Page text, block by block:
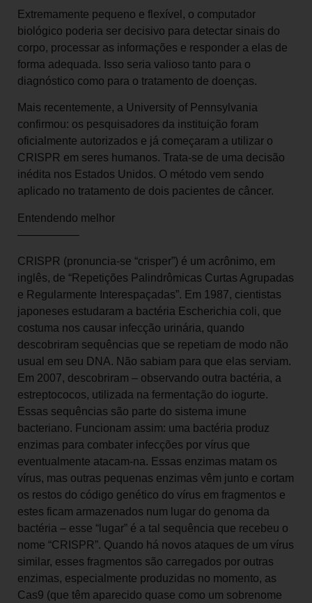
Extremamente pequeno e flexível, o computador
biológico poderia ser decisivo para detectar sinais do
corpo, processar as informações e responder a elas de
forma adequada. Isso seria valioso tanto para o
diagnóstico como para o tratamento de doenças.
Mais recentemente, a University of Pennsylvania
confirmou: os pesquisadores da instituição foram
oficialmente autorizados e já começaram a utilizar o
CRISPR em seres humanos. Trata-se de uma decisão
inédita nos Estados Unidos. O método vem sendo
aplicado no tratamento de dois pacientes de câncer.
Entendendo melhor
—————–
CRISPR (pronuncia-se “crisper”) é um acrônimo, em
inglês, de “Repetições Palindrômicas Curtas Agrupadas
e Regularmente Interespaçadas”. Em 1987, cientistas
japoneses estudaram a bactéria Escherichia coli, que
costuma nos causar infecção urinária, quando
descobriram sequências que se repetiam de modo não
usual em seu DNA. Não sabiam para que elas serviam.
Em 2007, descobriram – observando outra bactéria, a
estreptococos, utilizada na fermentação do iogurte.
Essas sequências são parte do sistema imune
bacteriano. Funcionam assim: uma bactéria produz
enzimas para combater infecções por vírus que
eventualmente atacam-na. Essas enzimas matam os
vírus, mas outras pequenas enzimas vêm junto e cortam
os restos do código genético do vírus em fragmentos e
estes ficam armazenados num lugar do genoma da
bactéria – esse “lugar” é a tal sequência que recebeu o
nome “CRISPR”. Quando há novos ataques de um vírus
similar, esses fragmentos são carregados por outras
enzimas, especialmente produzidas no momento, as
Cas9 (que têm aparecido quase como um sobrenome